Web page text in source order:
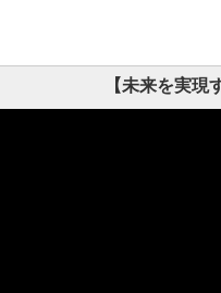
【未来を実現